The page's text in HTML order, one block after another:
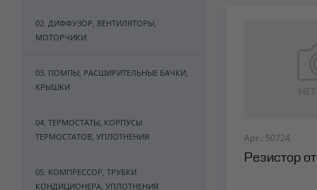
02. ДИФФУЗОР, ВЕНТИЛЯТОРЫ,
МОТОРЧИКИ
03. ПОМПЫ, РАСШИРИТЕЛЬНЫЕ БАЧКИ,
КРЫШКИ
04. ТЕРМОСТАТЫ, КОРПУСЫ
ТЕРМОСТАТОВ, УПЛОТНЕНИЯ
05. КОМПРЕССОР, ТРУБКИ
КОНДИЦИОНЕРА, УПЛОТНЕНИЯ
Арт.: 50724
Резистор